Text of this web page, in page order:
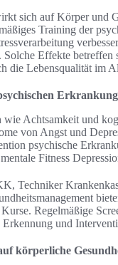
sich auf Körper und
Training der
Solche Effekte betreffen
die Lebensqualität im
wie Achtsamkeit und
von Angst und
psychische
Fitness
Techniker
Regelmäßige
Erkennung und
körperliche